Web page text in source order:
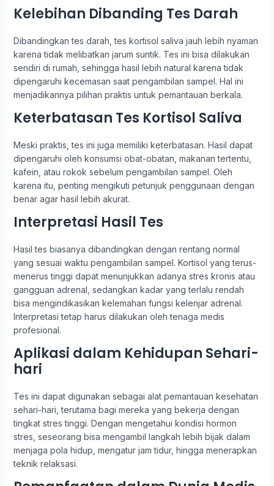
Kelebihan Dibanding Tes Darah
Dibandingkan tes darah, tes kortisol saliva jauh lebih nyaman
karena tidak melibatkan jarum suntik. Tes ini bisa dilakukan
sendiri di rumah, sehingga hasil lebih natural karena tidak
dipengaruhi kecemasan saat pengambilan sampel. Hal ini
menjadikannya pilihan praktis untuk pemantauan berkala.
Keterbatasan Tes Kortisol Saliva
Meski praktis, tes ini juga memiliki keterbatasan. Hasil dapat
dipengaruhi oleh konsumsi obat-obatan, makanan tertentu,
kafein, atau rokok sebelum pengambilan sampel. Oleh
karena itu, penting mengikuti petunjuk penggunaan dengan
benar agar hasil lebih akurat.
Interpretasi Hasil Tes
Hasil tes biasanya dibandingkan dengan rentang normal
yang sesuai waktu pengambilan sampel. Kortisol yang terus-
menerus tinggi dapat menunjukkan adanya stres kronis atau
gangguan adrenal, sedangkan kadar yang terlalu rendah
bisa mengindikasikan kelemahan fungsi kelenjar adrenal.
Interpretasi tetap harus dilakukan oleh tenaga medis
profesional.
Aplikasi dalam Kehidupan Sehari-
hari
Tes ini dapat digunakan sebagai alat pemantauan kesehatan
sehari-hari, terutama bagi mereka yang bekerja dengan
tingkat stres tinggi. Dengan mengetahui kondisi hormon
stres, seseorang bisa mengambil langkah lebih bijak dalam
menjaga pola hidup, mengatur jam tidur, hingga menerapkan
teknik relaksasi.